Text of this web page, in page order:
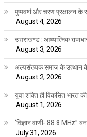
पुष्पवर्षा और चरण प्रक्षालन
August 4, 2026
उत्तराखण्ड : आध्यात्मिक
August 3, 2026
अल्पसंख्यक समाज के उत्थान के
August 2, 2026
युवा शक्ति ही विकसित भारत
August 1, 2026
‘विज्ञान वाणी- 88.8 MHz”
July 31, 2026